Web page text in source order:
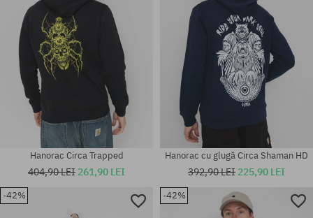
Mărimi existente:
Mărimi existente:
Hanorac Circa Trapped
404,90 LEI 261,90 LEI
Hanorac cu glugă Circa Shaman HD
392,90 LEI 225,90 LEI
-42% -42%